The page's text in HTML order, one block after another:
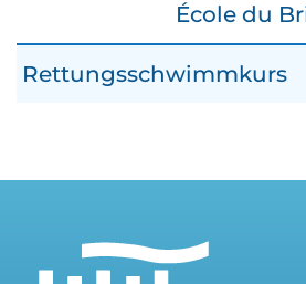
École du
Rettungsschwimmkurs